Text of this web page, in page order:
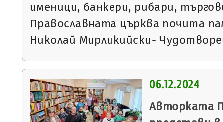
именици, банкери, рибари,
Православната църква почита
Николай Мирликийски-
06.12.2024
Авторката